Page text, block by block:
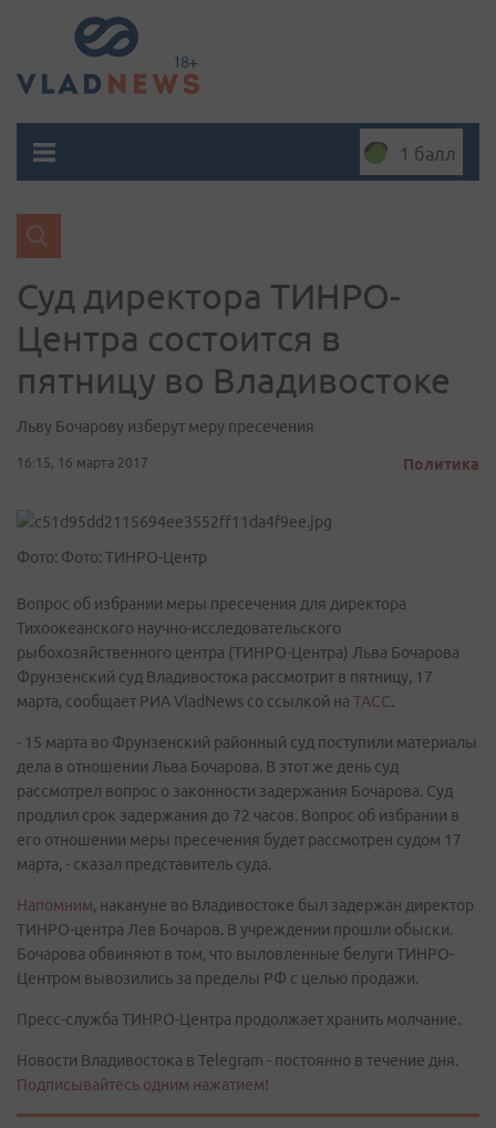
1 балл
Суд директора ТИНРО-
Центра состоится в
пятницу во Владивостоке
Льву Бочарову изберут меру пресечения
16:15, 16 марта 2017 Политика
Фото: Фото: ТИНРО-Центр
Вопрос об избрании меры пресечения для директора
Тихоокеанского научно-исследовательского
рыбохозяйственного центра (ТИНРО-Центра) Льва Бочарова
Фрунзенский суд Владивостока рассмотрит в пятницу, 17
марта, сообщает РИА VladNews со ссылкой на ТАСС.
- 15 марта во Фрунзенский районный суд поступили материалы
дела в отношении Льва Бочарова. В этот же день суд
рассмотрел вопрос о законности задержания Бочарова. Суд
продлил срок задержания до 72 часов. Вопрос об избрании в
его отношении меры пресечения будет рассмотрен судом 17
марта, - сказал представитель суда.
Напомним, накануне во Владивостоке был задержан директор
ТИНРО-центра Лев Бочаров. В учреждении прошли обыски.
Бочарова обвиняют в том, что выловленные белуги ТИНРО-
Центром вывозились за пределы РФ с целью продажи.
Пресс-служба ТИНРО-Центра продолжает хранить молчание.
Новости Владивостока в Telegram - постоянно в течение дня.
Подписывайтесь одним нажатием!